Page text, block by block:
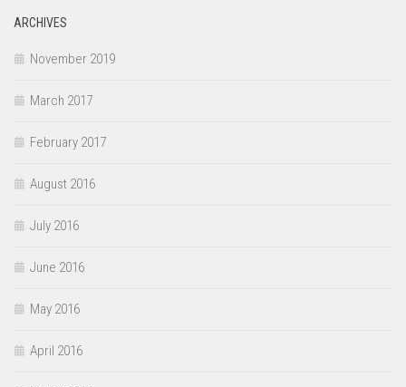
ARCHIVES
November 2019
March 2017
February 2017
August 2016
July 2016
June 2016
May 2016
April 2016